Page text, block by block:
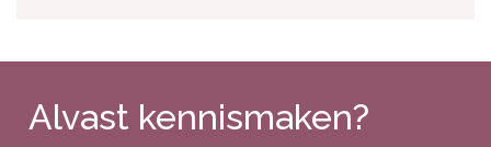
Alvast kennismaken?